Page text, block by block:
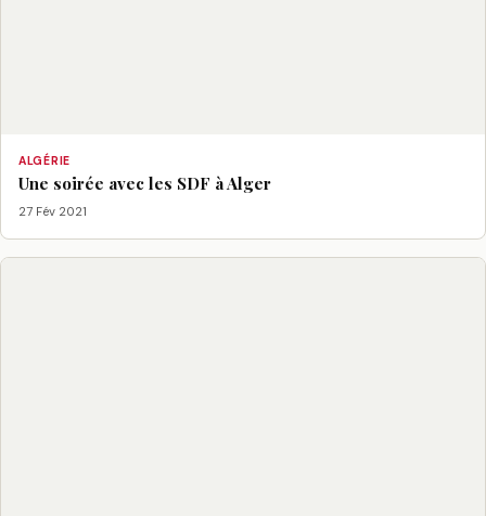
ALGÉRIE
Une soirée avec les SDF à Alger
27 Fév 2021